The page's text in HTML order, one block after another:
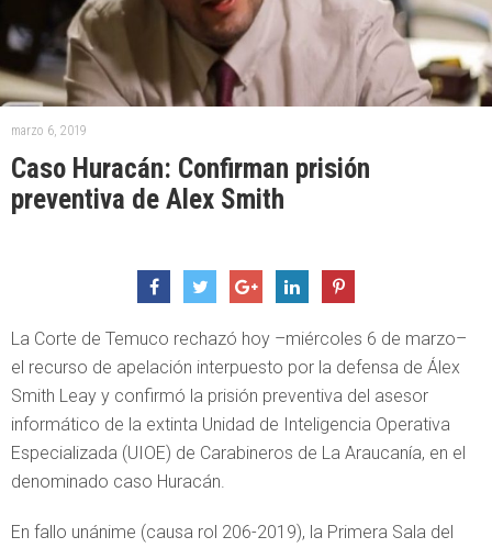
marzo 6, 2019
Caso Huracán: Confirman prisión
preventiva de Alex Smith
La Corte de Temuco rechazó hoy –miércoles 6 de marzo–
el recurso de apelación interpuesto por la defensa de Álex
Smith Leay y confirmó la prisión preventiva del asesor
informático de la extinta Unidad de Inteligencia Operativa
Especializada (UIOE) de Carabineros de La Araucanía, en el
denominado caso Huracán.
En fallo unánime (causa rol 206-2019), la Primera Sala del